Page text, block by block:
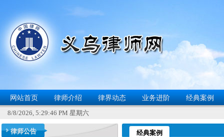
网站首页 律师介绍 律界动态 业务进阶
经典案例
8/8/2026, 5:29:46 PM 星期六
律师公告 经典案例